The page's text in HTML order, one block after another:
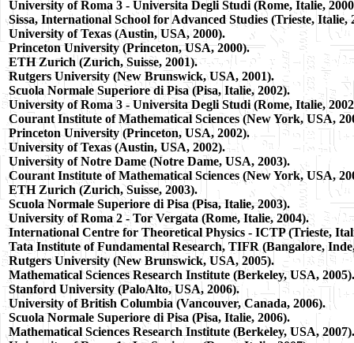
University of Roma 3 - Universita Degli Studi (Rome, Italie,
Sissa, International School for Advanced Studies (Trieste, Italie,
University of Texas (Austin, USA, 2000).
Princeton University (Princeton, USA, 2000).
ETH Zurich (Zurich, Suisse, 2001).
Rutgers University (New Brunswick, USA, 2001).
Scuola Normale Superiore di Pisa (Pisa, Italie, 2002).
University of Roma 3 - Universita Degli Studi (Rome, Italie,
Courant Institute of Mathematical Sciences (New York, USA,
Princeton University (Princeton, USA, 2002).
University of Texas (Austin, USA, 2002).
University of Notre Dame (Notre Dame, USA, 2003).
Courant Institute of Mathematical Sciences (New York, USA,
ETH Zurich (Zurich, Suisse, 2003).
Scuola Normale Superiore di Pisa (Pisa, Italie, 2003).
University of Roma 2 - Tor Vergata (Rome, Italie, 2004).
International Centre for Theoretical Physics - ICTP (Trieste,
Tata Institute of Fundamental Research, TIFR (Bangalore,
Rutgers University (New Brunswick, USA, 2005).
Mathematical Sciences Research Institute (Berkeley, USA, 2005).
Stanford University (PaloAlto, USA, 2006).
University of British Columbia (Vancouver, Canada, 2006).
Scuola Normale Superiore di Pisa (Pisa, Italie, 2006).
Mathematical Sciences Research Institute (Berkeley, USA, 2007).